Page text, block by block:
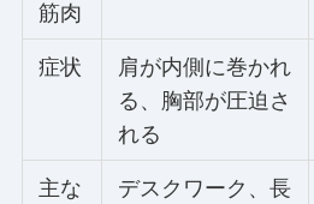
筋肉
症状
肩が内側に巻かれ
る、胸部が圧迫さ
れる
主な
デスクワーク、長